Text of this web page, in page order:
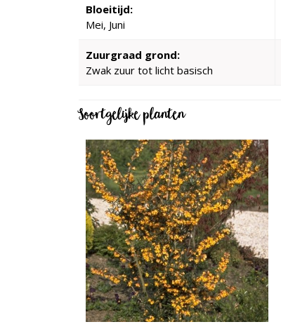
Bloeitijd:
Mei, Juni
Zuurgraad grond:
Zwak zuur tot licht basisch
Soortgelijke planten